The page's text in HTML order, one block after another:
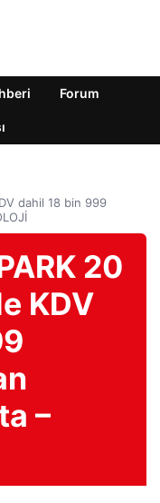
Forum
dahil 18 bin 999
20
KDV
–